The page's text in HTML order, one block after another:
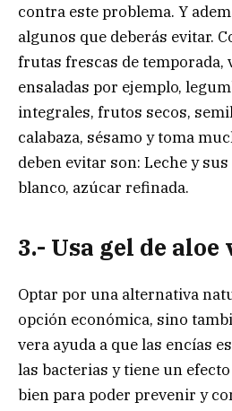
contra este problema. Y
algunos que deberás evitar.
frutas frescas de temporada,
ensaladas por ejemplo,
integrales, frutos secos,
calabaza, sésamo y toma
deben evitar son: Leche y
blanco, azúcar refinada.
3.- Usa gel de
Optar por una alternativa
opción económica, sino
vera ayuda a que las encías
las bacterias y tiene un
bien para poder prevenir y